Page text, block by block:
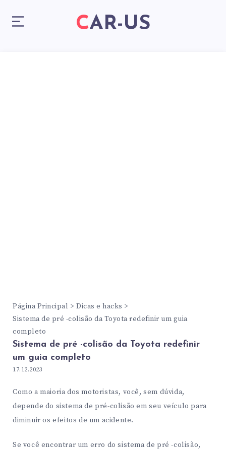
CAR-US
Página Principal
Dicas e hacks
Sistema de pré -colisão da Toyota redefinir um guia
completo
Sistema de pré -colisão da Toyota redefinir
um guia completo
17.12.2023
Como a maioria dos motoristas, você, sem dúvida,
depende do sistema de pré-colisão em seu veículo para
diminuir os efeitos de um acidente.
Se você encontrar um erro do sistema de pré -colisão,